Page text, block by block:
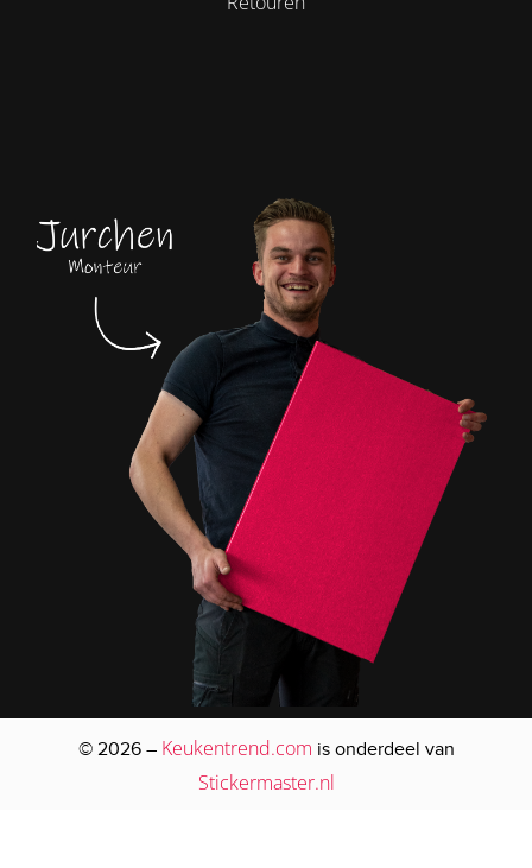
© 2026 – Keukentrend.com is onderdeel van
Stickermaster.nl